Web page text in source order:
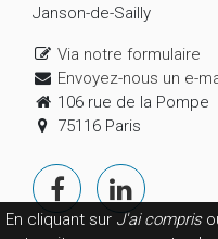
En cliquant sur J'ai compris
Janson-de-Sailly
Via notre formulaire
Envoyez-nous un e-
106 rue de la Pompe
75116 Paris